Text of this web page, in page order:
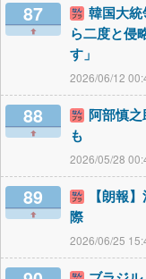
87
韓国大
ら二度と侵
す」
2026/06/12
88
阿部慎
も
2026/05/28
89
【朗報
際
2026/06/25